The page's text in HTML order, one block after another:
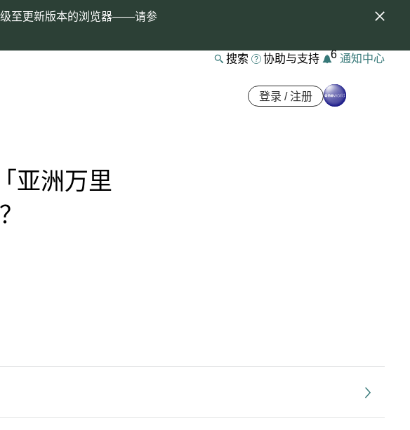
级至更新版本的浏览器——请参
搜索 协助与支持 6 通知中心
登录 / 注册
亚洲万里